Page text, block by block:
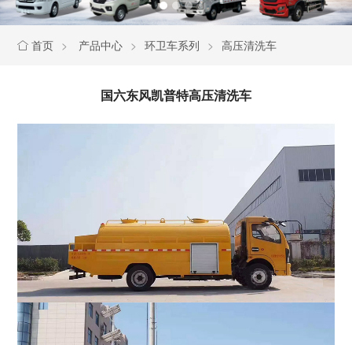
 首页 > 产品中心 > 环卫车系列 > 高压清洗车
国六东风凯普特高压清洗车